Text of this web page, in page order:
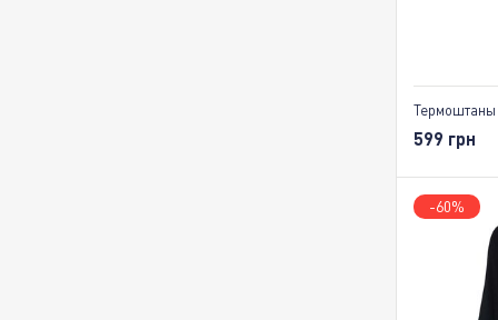
Термоштаны
599 грн
-60%